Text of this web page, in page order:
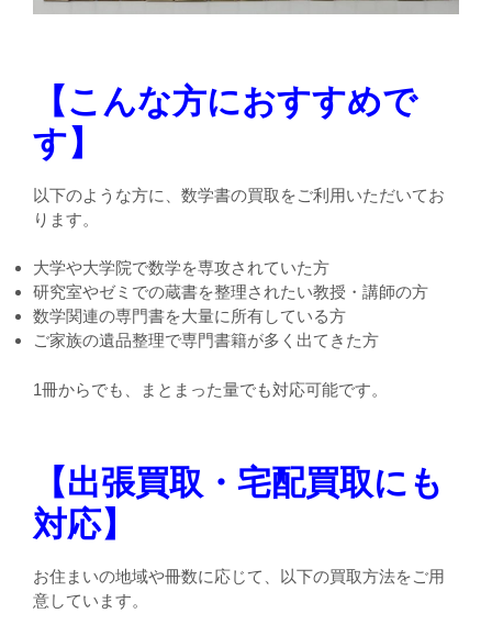
【こんな方におすすめで
す】
以下のような方に、数学書の買取をご利用いただいてお
ります。
大学や大学院で数学を専攻されていた方
研究室やゼミでの蔵書を整理されたい教授・講師の方
数学関連の専門書を大量に所有している方
ご家族の遺品整理で専門書籍が多く出てきた方
1冊からでも、まとまった量でも対応可能です。
【出張買取・宅配買取にも
対応】
お住まいの地域や冊数に応じて、以下の買取方法をご用
意しています。